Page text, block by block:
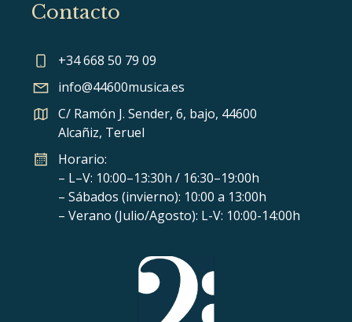
Contacto
+34 668 50 79 09
info@44600musica.es
C/ Ramón J. Sender, 6, bajo, 44600
Alcañiz, Teruel
Horario:
– L–V: 10:00–13:30h / 16:30–19:00h
– Sábados (invierno): 10:00 a 13:00h
– Verano (Julio/Agosto): L-V: 10:00-14:00h